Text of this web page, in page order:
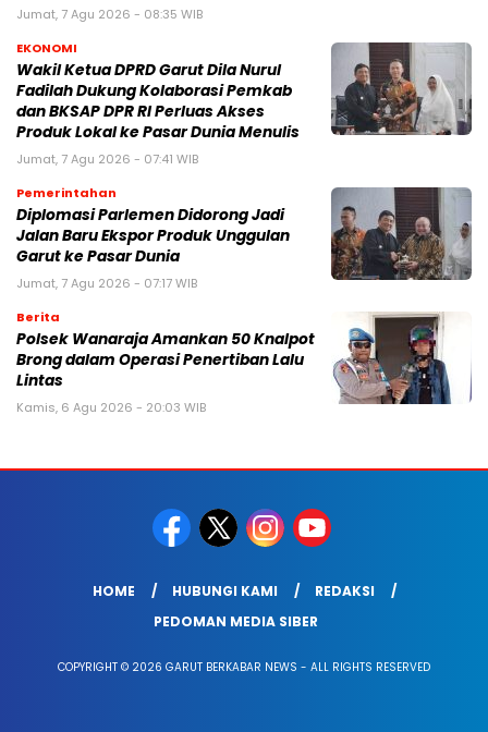
Jumat, 7 Agu 2026 - 08:35 WIB
EKONOMI
Wakil Ketua DPRD Garut Dila Nurul
Fadilah Dukung Kolaborasi Pemkab
dan BKSAP DPR RI Perluas Akses
Produk Lokal ke Pasar Dunia Menulis
Jumat, 7 Agu 2026 - 07:41 WIB
Pemerintahan
Diplomasi Parlemen Didorong Jadi
Jalan Baru Ekspor Produk Unggulan
Garut ke Pasar Dunia
Jumat, 7 Agu 2026 - 07:17 WIB
Berita
Polsek Wanaraja Amankan 50 Knalpot
Brong dalam Operasi Penertiban Lalu
Lintas
Kamis, 6 Agu 2026 - 20:03 WIB
HOME HUBUNGI KAMI
REDAKSI
PEDOMAN MEDIA SIBER
COPYRIGHT © 2026 GARUT BERKABAR NEWS - ALL RIGHTS RESERVED